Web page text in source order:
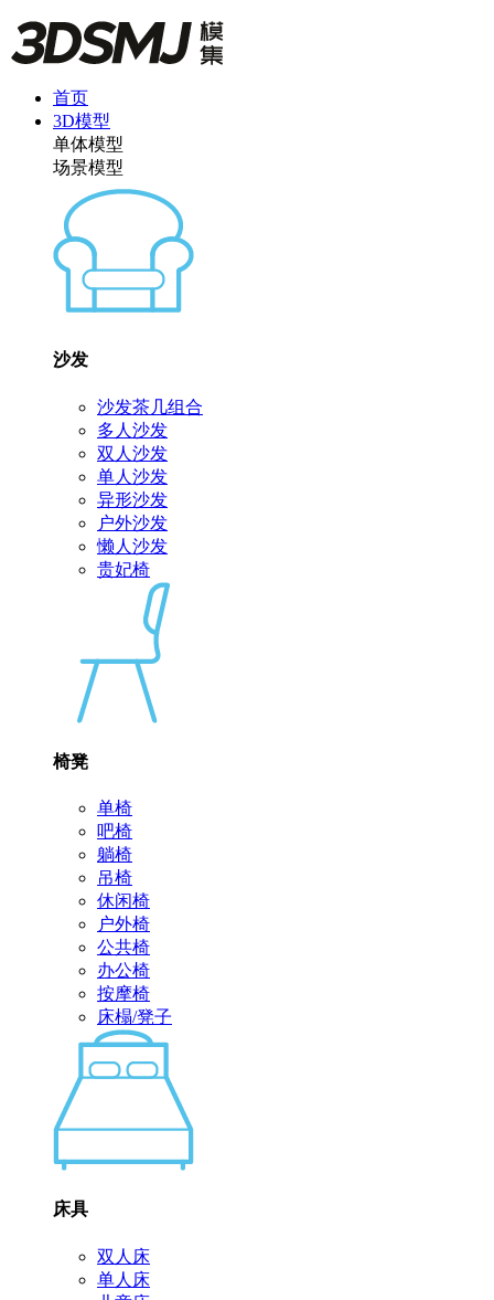
首页
3D模型
单体模型
场景模型
沙发
沙发茶几组合
多人沙发
双人沙发
单人沙发
异形沙发
户外沙发
懒人沙发
贵妃椅
椅凳
单椅
吧椅
躺椅
吊椅
休闲椅
户外椅
公共椅
办公椅
按摩椅
床榻/凳子
床具
双人床
单人床